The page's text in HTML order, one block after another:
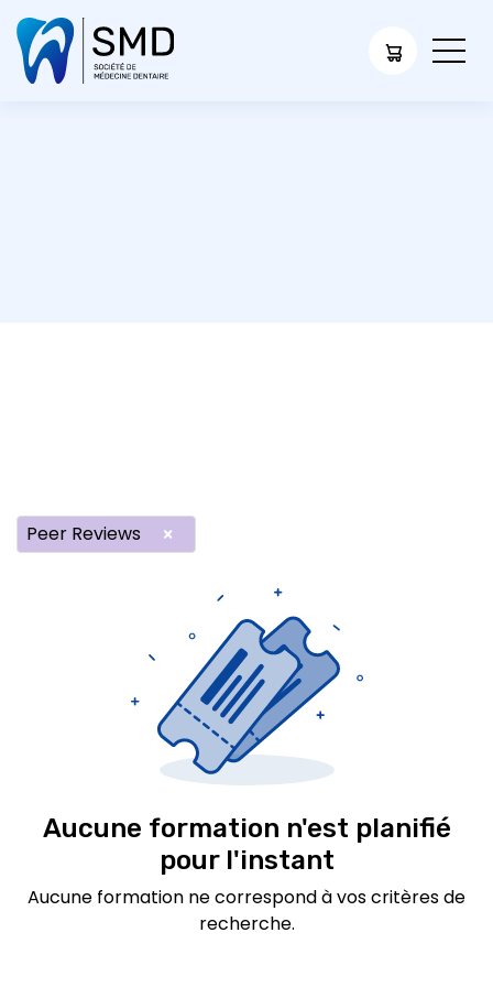
Peer Reviews ×
Aucune formation n'est planifié
pour l'instant
Aucune formation ne correspond à vos critères de
recherche.